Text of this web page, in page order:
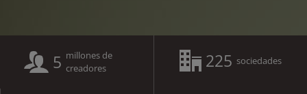
5 millones de
creadores
225 sociedades